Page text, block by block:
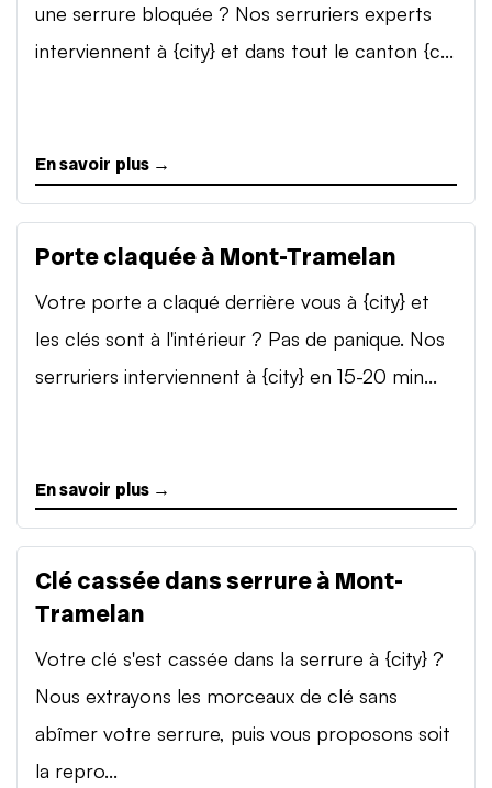
une serrure bloquée ? Nos serruriers experts
interviennent à {city} et dans tout le canton {c...
En savoir plus →
Porte claquée à Mont-Tramelan
Votre porte a claqué derrière vous à {city} et
les clés sont à l'intérieur ? Pas de panique. Nos
serruriers interviennent à {city} en 15-20 min...
En savoir plus →
Clé cassée dans serrure à Mont-
Tramelan
Votre clé s'est cassée dans la serrure à {city} ?
Nous extrayons les morceaux de clé sans
abîmer votre serrure, puis vous proposons soit
la repro...